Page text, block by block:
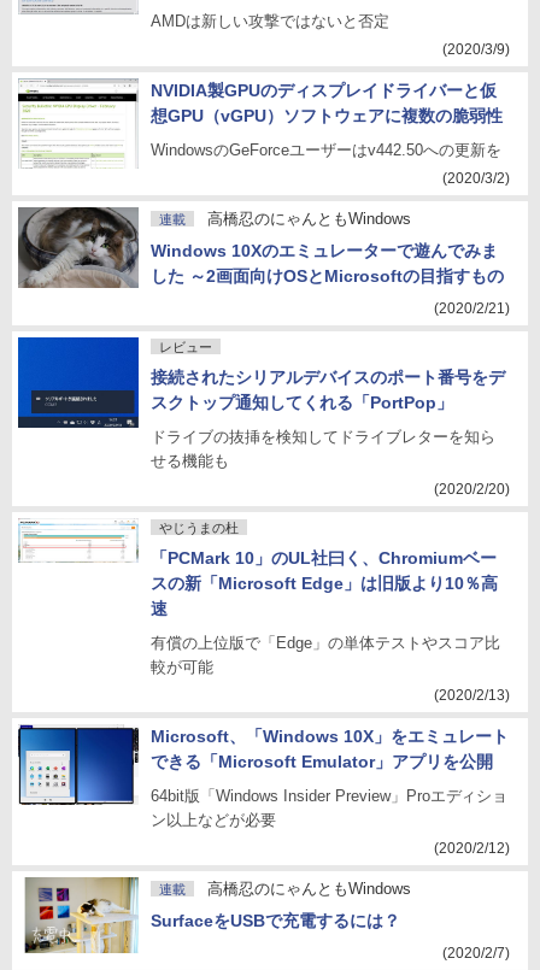
AMDは新しい攻撃ではないと否定
(2020/3/9)
NVIDIA製GPUのディスプレイドライバーと仮
想GPU（vGPU）ソフトウェアに複数の脆弱性
WindowsのGeForceユーザーはv442.50への更新を
(2020/3/2)
連載 高橋忍のにゃんともWindows
Windows 10Xのエミュレーターで遊んでみま
した ～2画面向けOSとMicrosoftの目指すもの
(2020/2/21)
レビュー
接続されたシリアルデバイスのポート番号をデ
スクトップ通知してくれる「PortPop」
ドライブの抜挿を検知してドライブレターを知ら
せる機能も
(2020/2/20)
やじうまの杜
「PCMark 10」のUL社曰く、Chromiumベー
スの新「Microsoft Edge」は旧版より10％高
速
有償の上位版で「Edge」の単体テストやスコア比
較が可能
(2020/2/13)
Microsoft、「Windows 10X」をエミュレート
できる「Microsoft Emulator」アプリを公開
64bit版「Windows Insider Preview」Proエディショ
ン以上などが必要
(2020/2/12)
連載 高橋忍のにゃんともWindows
SurfaceをUSBで充電するには？
(2020/2/7)